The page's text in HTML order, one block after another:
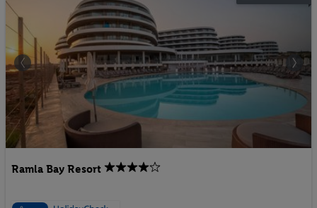
Ramla Bay Resort